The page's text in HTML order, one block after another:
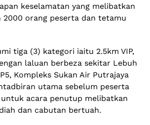
keselamatan yang melibatkan
2000 orang peserta dan tetamu
tiga (3) kategori iaitu 2.5km VIP,
laluan berbeza sekitar Lebuh
Kompleks Sukan Air Putrajaya
utama sebelum peserta
untuk acara penutup melibatkan
dan cabutan bertuah.